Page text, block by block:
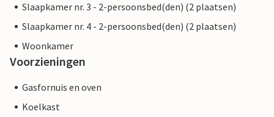
dat het consumentenrecht van de EU mogelijk niet van
toepassing is. Je kunt er echter zeker van zijn dat we je
dezelfde klantenservice zullen bieden en dat je verblijf niet
anders zal zijn dan wanneer je een accommodatie boekt bij
een professionele eigenaar.
Slaapkamer nr. 3 - 2-persoonsbed(den) (2 plaatsen)
Slaapkamer nr. 4 - 2-persoonsbed(den) (2 plaatsen)
Woonkamer
Voorzieningen
Gasfornuis en oven
Koelkast